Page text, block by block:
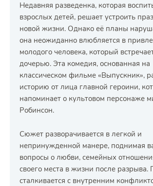
Недавняя разведенка, которая
взрослых детей, решает устроить
новой жизни. Однако её планы
она неожиданно влюбляется в
молодого человека, который
дочерью. Эта комедия, основанная на
классическом фильме «Выпускник»,
историю от лица главной героини,
напоминает о культовом персонаже
Робинсон.
Сюжет разворачивается в легкой и
непринужденной манере, поднимая
вопросы о любви, семейных
своего места в жизни после разрыва.
сталкивается с внутренним